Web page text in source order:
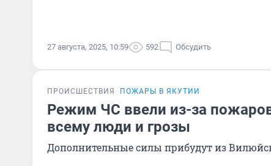
27 августа, 2025, 10:59 592 Обсудить
ПРОИСШЕСТВИЯ ПОЖАРЫ В ЯКУТИИ
Режим ЧС ввели из-за
всему люди и грозы
Дополнительные силы прибудут из